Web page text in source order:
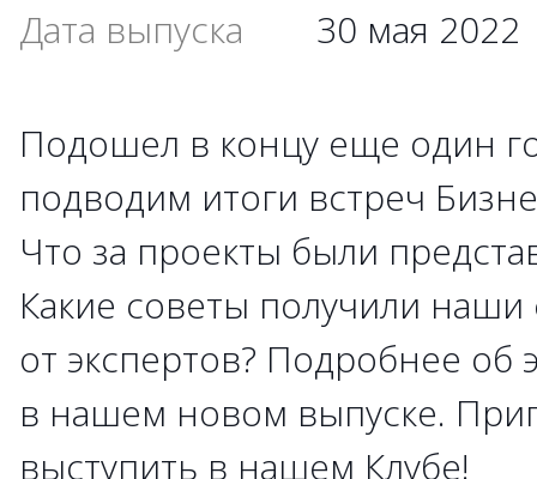
Дата выпуска
30 мая 2022
Подошел в концу еще один
подводим итоги встреч
Что за проекты были
Какие советы получили
от экспертов? Подробнее об
в нашем новом выпуске.
выступить в нашем Клубе!